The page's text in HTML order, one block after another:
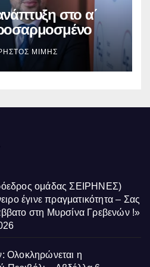
στο α΄
δισ.
ΜΊΜΗΣ
ομάδας ΣΕΙΡΗΝΕΣ)
έγινε πραγματικότητα – Σας
στη Μυρσίνα Γρεβενών !»
Ολοκληρώνεται η